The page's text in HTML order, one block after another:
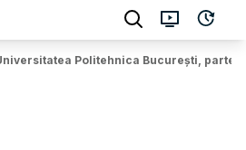
Politehnica București, parte